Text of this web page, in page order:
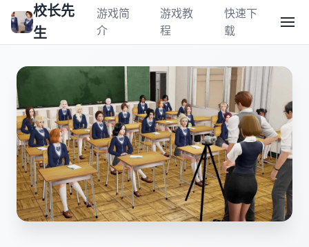
校长先
生
游戏简
介
游戏教
程
快速下
载